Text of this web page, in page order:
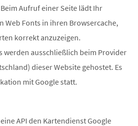
Aufruf einer Seite lädt Ihr
Web Fonts in ihren Browsercache,
korrekt anzuzeigen.
werden ausschließlich beim Provider
dieser Website gehostet. Es
mit Google statt.
API den Kartendienst Google